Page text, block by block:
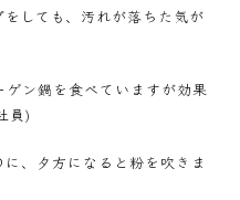
しても、汚れが落ちた気が
ン鍋を食べていますが効果
員)
、夕方になると粉を吹きま